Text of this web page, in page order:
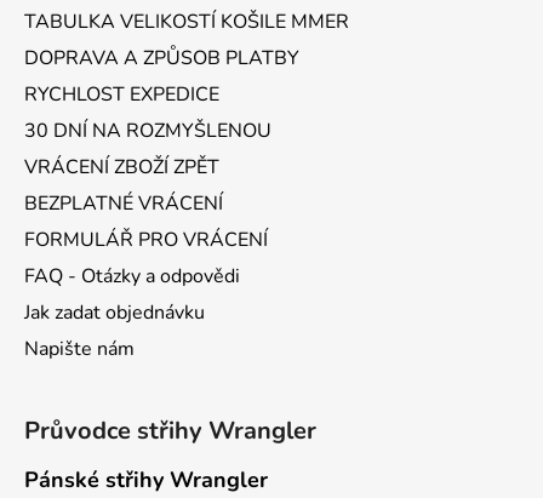
TABULKA VELIKOSTÍ KOŠILE MMER
DOPRAVA A ZPŮSOB PLATBY
RYCHLOST EXPEDICE
30 DNÍ NA ROZMYŠLENOU
VRÁCENÍ ZBOŽÍ ZPĚT
BEZPLATNÉ VRÁCENÍ
FORMULÁŘ PRO VRÁCENÍ
FAQ - Otázky a odpovědi
Jak zadat objednávku
Napište nám
Průvodce střihy Wrangler
Pánské střihy Wrangler